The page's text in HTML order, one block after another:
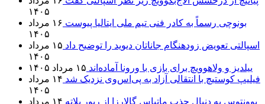
۱۴۰۵
بونوچی رسماً به کادر فنی تیم ملی ایتالیا پیوست
۱۶ مرداد
۱۴۰۵
اسپالتی تعویض زودهنگام جاناتان دیوید را توضیح داد
۱۵ مرداد
۱۴۰۵
ییلدیز و ولاهوویچ برای بازی با ورونا آماده‌اند ۱۵ مرداد ۱۴۰۵
فیلیپ کوستیچ با انتقالی آزاد به پی‌اس‌وی نزدیک شد
۱۴ مرداد
۱۴۰۵
یوونتوس به دنبال جذب ماتیاس گالارزا از ریور پلاته
۱۴ مرداد